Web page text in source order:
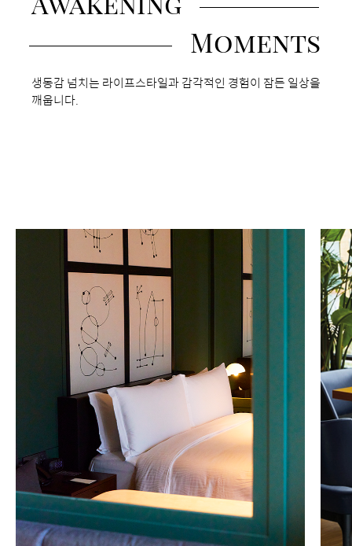
Moments
생동감 넘치는 라이프스타일과 감각적인 경험이 잠든 일상을
깨웁니다.